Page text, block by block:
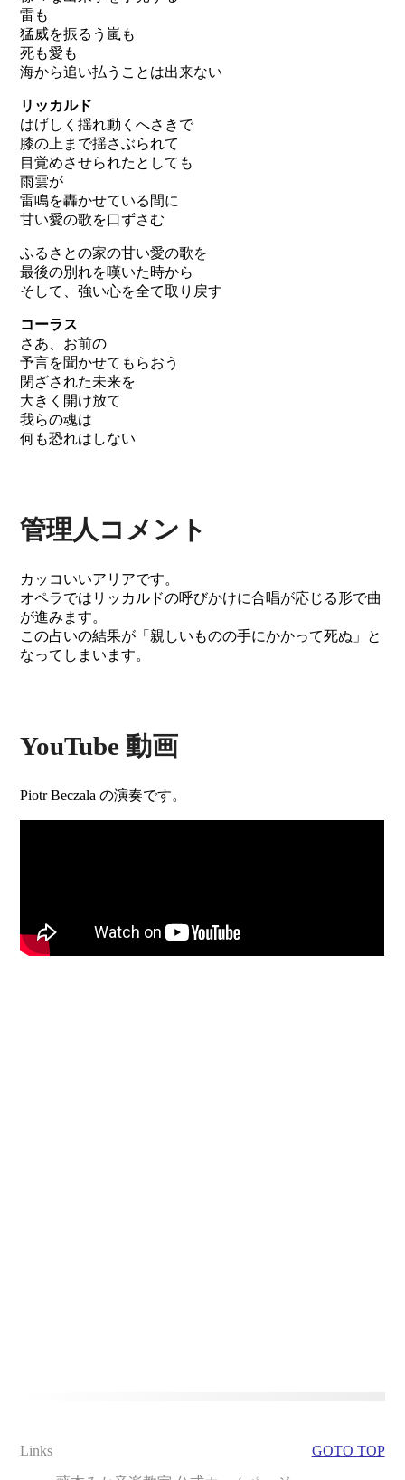
雷も
猛威を振るう嵐も
死も愛も
海から追い払うことは出来ない
リッカルド
はげしく揺れ動くへさきで
膝の上まで揺さぶられて
目覚めさせられたとしても
雨雲が
雷鳴を轟かせている間に
甘い愛の歌を口ずさむ
ふるさとの家の甘い愛の歌を
最後の別れを嘆いた時から
そして、強い心を全て取り戻す
コーラス
さあ、お前の
予言を聞かせてもらおう
閉ざされた未来を
大きく開け放て
我らの魂は
何も恐れはしない
管理人コメント
カッコいいアリアです。
オペラではリッカルドの呼びかけに合唱が応じる形で曲
が進みます。
この占いの結果が「親しいものの手にかかって死ぬ」と
なってしまいます。
YouTube 動画
Piotr Beczala の演奏です。
GOTO TOP
Links